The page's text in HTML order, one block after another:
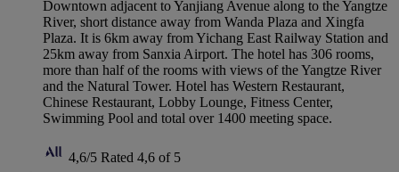
Downtown adjacent to Yanjiang Avenue along to the Yangtze
River, short distance away from Wanda Plaza and Xingfa
Plaza. It is 6km away from Yichang East Railway Station and
25km away from Sanxia Airport. The hotel has 306 rooms,
more than half of the rooms with views of the Yangtze River
and the Natural Tower. Hotel has Western Restaurant,
Chinese Restaurant, Lobby Lounge, Fitness Center,
Swimming Pool and total over 1400 meeting space.
4,6/5 Rated 4,6 of 5